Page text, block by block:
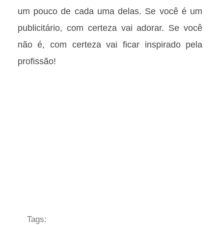
um pouco de cada uma delas. Se você é um
publicitário, com certeza vai adorar. Se você
não é, com certeza vai ficar inspirado pela
profissão!
Tags: